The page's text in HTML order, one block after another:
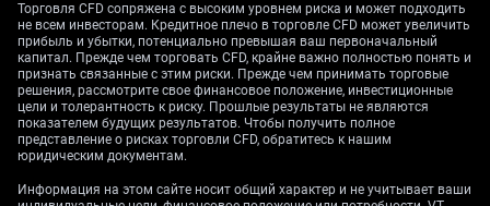
Торговля CFD сопряжена с высоким уровнем риска и может подходить
не всем инвесторам. Кредитное плечо в торговле CFD может увеличить
прибыль и убытки, потенциально превышая ваш первоначальный
капитал. Прежде чем торговать CFD, крайне важно полностью понять и
признать связанные с этим риски. Прежде чем принимать торговые
решения, рассмотрите свое финансовое положение, инвестиционные
цели и толерантность к риску. Прошлые результаты не являются
показателем будущих результатов. Чтобы получить полное
представление о рисках торговли CFD, обратитесь к нашим
юридическим документам.
Информация на этом сайте носит общий характер и не учитывает ваши